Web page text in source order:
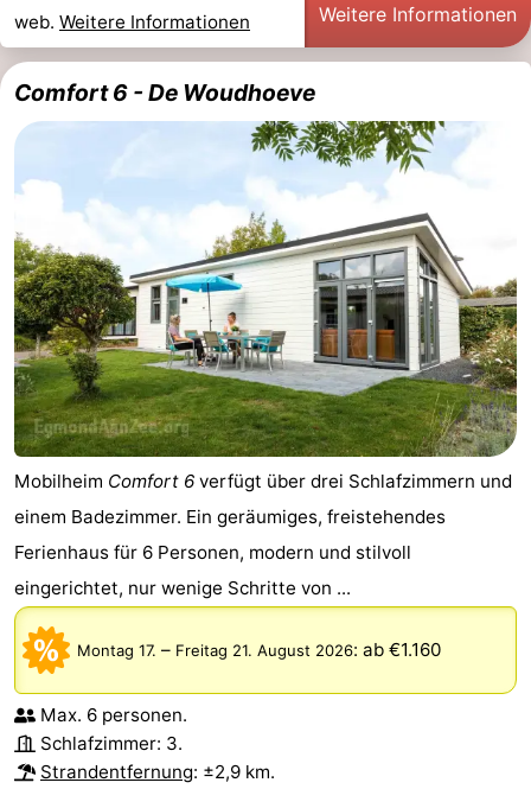
web. Weitere Informationen Weitere Informationen
Comfort 6 - De Woudhoeve
Mobilheim Comfort 6 verfügt über drei Schlafzimmern und
einem Badezimmer. Ein geräumiges, freistehendes
Ferienhaus für 6 Personen, modern und stilvoll
eingerichtet, nur wenige Schritte von ...
Montag 17. – Freitag 21. August 2026: ab €1.160
Max. 6 personen.
Schlafzimmer: 3.
Strandentfernung: ±2,9 km.